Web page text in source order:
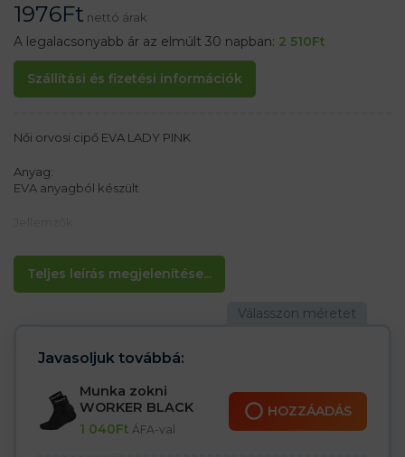
1976Ft nettó árak
A legalacsonyabb ár az elmúlt 30 napban: 2 510Ft
Szállítási és fizetési információk
Teljes leírás megjelenítése...
Női orvosi cipő EVA LADY PINK
Anyag:
EVA anyagból készült
– Kényelmes
– Könnyen
Javasoljuk továbbá:
Munka zokni
WORKER BLACK
1 040Ft ÁFA-val
HOZZÁADÁS